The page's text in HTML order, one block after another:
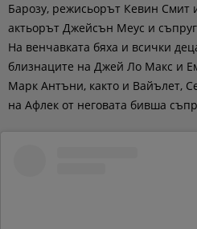
Барозу, режисьорът Кевин
актьорът Джейсън Меус и
На венчавката бяха и всички
близнаците на Джей Ло Макс и
Марк Антъни, както и Вайълет,
на Афлек от неговата бивша